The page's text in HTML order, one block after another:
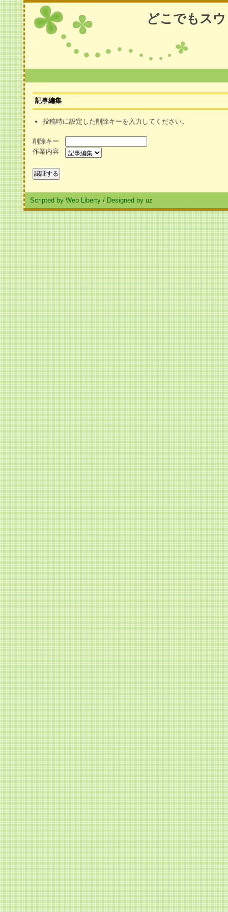
どこでもス
記事編集
投稿時に設定した削除キーを入力してください。
削除キー
作業内容
Scripted by Web Liberty / Designed by uz